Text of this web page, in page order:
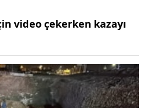
video çekerken kazayı